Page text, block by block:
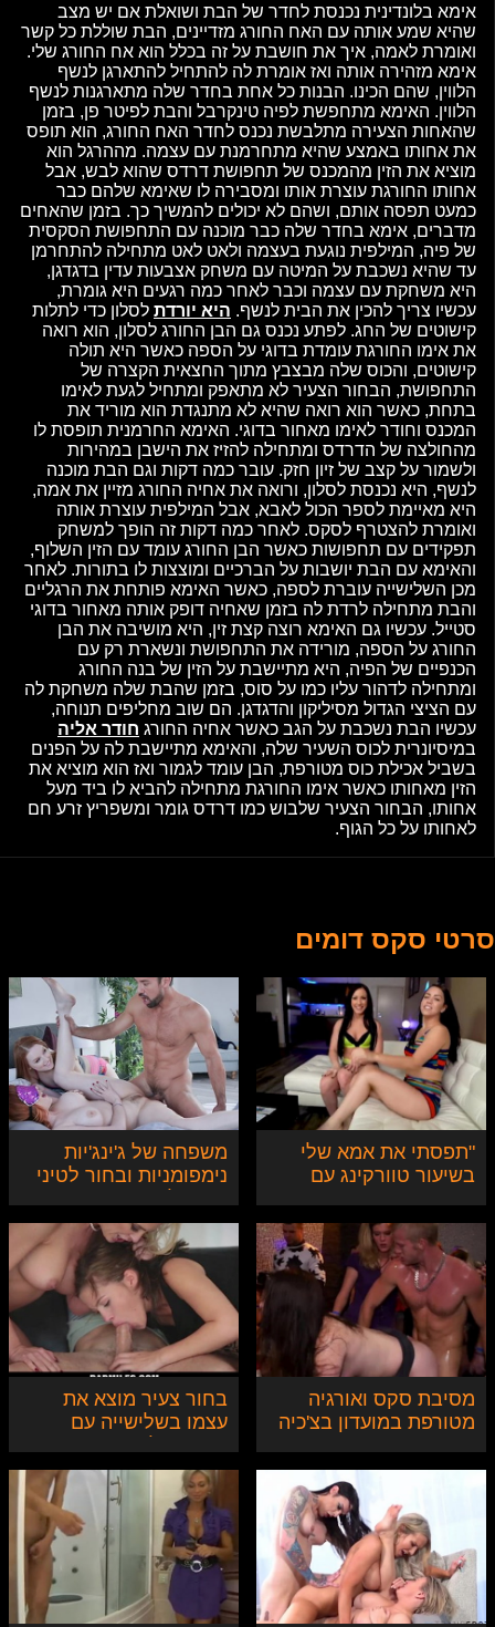
אימא בלונדינית נכנסת לחדר של הבת ושואלת אם יש מצב
שהיא שמע אותה עם האח החורג מזדיינים, הבת שוללת כל קשר
ואומרת לאמה, איך את חושבת על זה בכלל הוא אח החורג שלי.
אימא מזהירה אותה ואז אומרת לה להתחיל להתארגן לנשף
הלווין, שהם הכינו. הבנות כל אחת בחדר שלה מתארגנות לנשף
הלווין. האימא מתחפשת לפיה טינקרבל והבת לפיטר פן, בזמן
שהאחות הצעירה מתלבשת נכנס לחדר האח החורג, הוא תופס
את אחותו באמצע שהיא מתחרמנת עם עצמה. מההרגל הוא
מוציא את הזין מהמכנס של תחפושת דרדס שהוא לבש, אבל
אחותו החורגת עוצרת אותו ומסבירה לו שאימא שלהם כבר
כמעט תפסה אותם, ושהם לא יכולים להמשיך כך. בזמן שהאחים
מדברים, אימא בחדר שלה כבר מוכנה עם התחפושת הסקסית
של פיה, המילפית נוגעת בעצמה ולאט לאט מתחילה להתחרמן
עד שהיא נשכבת על המיטה עם משחק אצבעות עדין בדגדגן,
היא משחקת עם עצמה וכבר לאחר כמה רגעים היא גומרת,
עכשיו צריך להכין את הבית לנשף. היא יורדת לסלון כדי לתלות
קישוטים של החג. לפתע נכנס גם הבן החורג לסלון, הוא רואה
את אימו החורגת עומדת בדוגי על הספה כאשר היא תולה
קישוטים, והכוס שלה מבצבץ מתוך החצאית הקצרה של
התחפושת, הבחור הצעיר לא מתאפק ומתחיל לגעת לאימו
בתחת, כאשר הוא רואה שהיא לא מתנגדת הוא מוריד את
המכנס וחודר לאימו מאחור בדוגי. האימא החרמנית תופסת לו
מהחולצה של הדרדס ומתחילה להזיז את הישבן במהירות
ולשמור על קצב של זיון חזק. עובר כמה דקות וגם הבת מוכנה
לנשף, היא נכנסת לסלון, ורואה את אחיה החורג מזיין את אמה,
היא מאיימת לספר הכול לאבא, אבל המילפית עוצרת אותה
ואומרת להצטרף לסקס. לאחר כמה דקות זה הופך למשחק
תפקידים עם תחפושות כאשר הבן החורג עומד עם הזין השלוף,
והאימא עם הבת יושבות על הברכיים ומוצצות לו בתורות. לאחר
מכן השלישייה עוברת לספה, כאשר האימא פותחת את הרגליים
והבת מתחילה לרדת לה בזמן שאחיה דופק אותה מאחור בדוגי
סטייל. עכשיו גם האימא רוצה קצת זין, היא מושיבה את הבן
החורג על הספה, מורידה את התחפושת ונשארת רק עם
הכנפיים של הפיה, היא מתיישבת על הזין של בנה החורג
ומתחילה לדהור עליו כמו על סוס, בזמן שהבת שלה משחקת לה
עם הציצי הגדול מסיליקון והדגדגן. הם שוב מחליפים תנוחה,
עכשיו הבת נשכבת על הגב כאשר אחיה החורג חודר אליה
במיסיונרית לכוס השעיר שלה, והאימא מתיישבת לה על הפנים
בשביל אכילת כוס מטורפת, הבן עומד לגמור ואז הוא מוציא את
הזין מאחותו כאשר אימו החורגת מתחילה להביא לו ביד מעל
אחותו, הבחור הצעיר שלבוש כמו דרדס גומר ומשפריץ זרע חם
לאחותו על כל הגוף.
סרטי סקס דומים
"תפסתי את אמא שלי
בשיעור טוורקינג עם
משפחה של ג'ינג'יות
נימפומניות ובחור לטיני
מסיבת סקס ואורגיה
מטורפת במועדון בצ'כיה
בחור צעיר מוצא את
עצמו בשלישייה עם